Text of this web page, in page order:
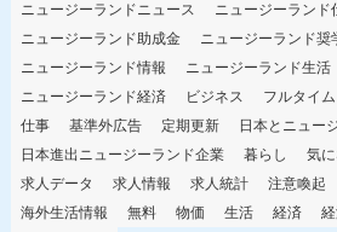
ニュージーランドニュース
ニュージーランド
ニュージーランド助成金
ニュージーランド奨
ニュージーランド情報
ニュージーランド生活
ニュージーランド経済
ビジネス フルタイム
仕事
基準外広告 定期更新 日本とニュー
日本進出ニュージーランド企業
暮らし 気
求人データ
求人情報 求人統計 注意喚起
海外生活情報
無料 物価 生活 経済